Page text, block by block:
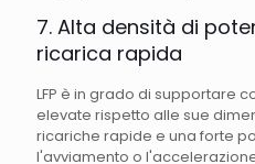
7. Alta densità di
ricarica rapida
LFP è in grado di supportare
elevate rispetto alle sue
ricariche rapide e una forte
l'avviamento o